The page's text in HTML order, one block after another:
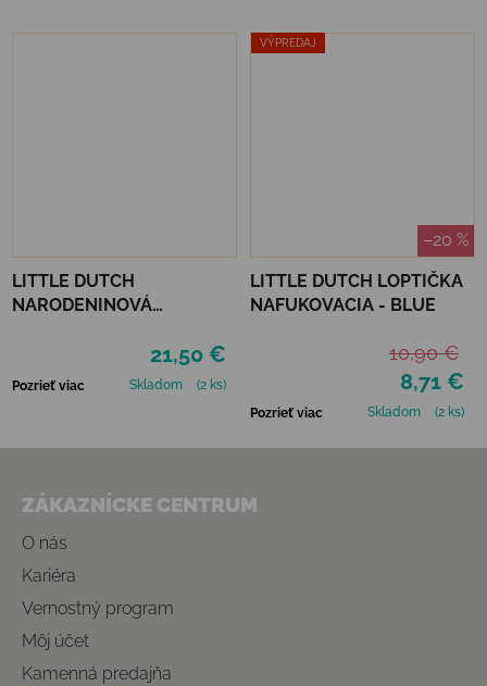
LITTLE DUTCH
NARODENINOVÁ
21,50 €
Pozrieť viac Skladom (2 ks)
VÝPREDAJ
–20 %
LITTLE DUTCH LOPTIČKA
NAFUKOVACIA - BLUE
8,71 €
10,90 €
Pozrieť viac Skladom (2 ks)
ZÁKAZNÍCKE CENTRUM
O nás
Kariéra
Vernostný program
Môj účet
Kamenná predajňa